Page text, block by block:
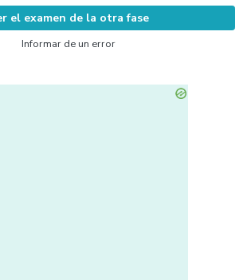
el examen de la otra fase
Informar de un error